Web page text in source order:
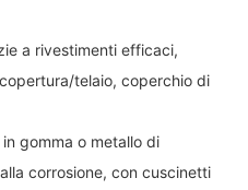
a rivestimenti efficaci,
telaio, coperchio di
gomma o metallo di
corrosione, con cuscinetti